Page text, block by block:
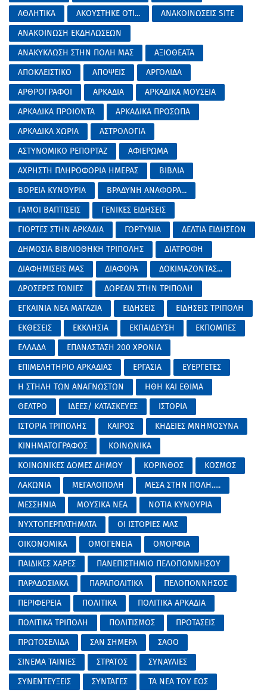
ΑΘΛΗΤΙΚΑ
ΑΚΟΥΣΤΗΚΕ ΟΤΙ...
ΑΝΑΚΟΙΝΩΣΕΙΣ SITE
ΑΝΑΚΟΙΝΩΣΗ ΕΚΔΗΛΩΣΕΩΝ
ΑΝΑΚΥΚΛΩΣΗ ΣΤΗΝ ΠΟΛΗ ΜΑΣ
ΑΞΙΟΘΕΑΤΑ
ΑΠΟΚΛΕΙΣΤΙΚΟ
ΑΠΟΨΕΙΣ
ΑΡΓΟΛΙΔΑ
ΑΡΘΡΟΓΡΑΦΟΙ
ΑΡΚΑΔΙΑ
ΑΡΚΑΔΙΚΑ ΜΟΥΣΕΙΑ
ΑΡΚΑΔΙΚΑ ΠΡΟΙΟΝΤΑ
ΑΡΚΑΔΙΚΑ ΠΡΟΣΩΠΑ
ΑΡΚΑΔΙΚΑ ΧΩΡΙΑ
ΑΣΤΡΟΛΟΓΙΑ
ΑΣΤΥΝΟΜΙΚΟ ΡΕΠΟΡΤΑΖ
ΑΦΙΕΡΩΜΑ
ΑΧΡΗΣΤΗ ΠΛΗΡΟΦΟΡΙΑ ΗΜΕΡΑΣ
ΒΙΒΛΙΑ
ΒΟΡΕΙΑ ΚΥΝΟΥΡΙΑ
ΒΡΑΔΥΝΗ ΑΝΑΦΟΡΑ...
ΓΑΜΟΙ ΒΑΠΤΙΣΕΙΣ
ΓΕΝΙΚΕΣ ΕΙΔΗΣΕΙΣ
ΓΙΟΡΤΕΣ ΣΤΗΝ ΑΡΚΑΔΙΑ
ΓΟΡΤΥΝΙΑ
ΔΕΛΤΙΑ ΕΙΔΗΣΕΩΝ
ΔΗΜΟΣΙΑ ΒΙΒΛΙΟΘΗΚΗ ΤΡΙΠΟΛΗΣ
ΔΙΑΤΡΟΦΗ
ΔΙΑΦΗΜΙΣΕΙΣ ΜΑΣ
ΔΙΑΦΟΡΑ
ΔΟΚΙΜΑΖΟΝΤΑΣ...
ΔΡΟΣΕΡΕΣ ΓΩΝΙΕΣ
ΔΩΡΕΑΝ ΣΤΗΝ ΤΡΙΠΟΛΗ
ΕΓΚΑΙΝΙΑ ΝΕΑ ΜΑΓΑΖΙΑ
ΕΙΔΗΣΕΙΣ
ΕΙΔΗΣΕΙΣ ΤΡΙΠΟΛΗ
ΕΚΘΕΣΕΙΣ
ΕΚΚΛΗΣΙΑ ΕΚΠΑΙΔΕΥΣΗ
ΕΚΠΟΜΠΕΣ
ΕΛΛΑΔΑ
ΕΠΑΝΑΣΤΑΣΗ 200 ΧΡΟΝΙΑ
ΕΠΙΜΕΛΗΤΗΡΙΟ ΑΡΚΑΔΙΑΣ
ΕΡΓΑΣΙΑ
ΕΥΕΡΓΕΤΕΣ
Η ΣΤΗΛΗ ΤΩΝ ΑΝΑΓΝΩΣΤΩΝ
ΗΘΗ ΚΑΙ ΕΘΙΜΑ
ΘΕΑΤΡΟ
ΙΔΕΕΣ/ ΚΑΤΑΣΚΕΥΕΣ
ΙΣΤΟΡΙΑ
ΙΣΤΟΡΙΑ ΤΡΙΠΟΛΗΣ
ΚΑΙΡΟΣ
ΚΗΔΕΙΕΣ ΜΝΗΜΟΣΥΝΑ
ΚΙΝΗΜΑΤΟΓΡΑΦΟΣ
ΚΟΙΝΩΝΙΚΑ
ΚΟΙΝΩΝΙΚΕΣ ΔΟΜΕΣ ΔΗΜΟΥ
ΚΟΡΙΝΘΟΣ
ΚΟΣΜΟΣ
ΛΑΚΩΝΙΑ
ΜΕΓΑΛΟΠΟΛΗ
ΜΕΣΑ ΣΤΗΝ ΠΟΛΗ.....
ΜΕΣΣΗΝΙΑ
ΜΟΥΣΙΚΑ ΝΕΑ
ΝΟΤΙΑ ΚΥΝΟΥΡΙΑ
ΝΥΧΤΟΠΕΡΠΑΤΗΜΑΤΑ
ΟΙ ΙΣΤΟΡΙΕΣ ΜΑΣ
ΟΙΚΟΝΟΜΙΚΑ
ΟΜΟΓΕΝΕΙΑ
ΟΜΟΡΦΙΑ
ΠΑΙΔΙΚΕΣ ΧΑΡΕΣ
ΠΑΝΕΠΙΣΤΗΜΙΟ ΠΕΛΟΠΟΝΝΗΣΟΥ
ΠΑΡΑΔΟΣΙΑΚΑ
ΠΑΡΑΠΟΛΙΤΙΚΑ
ΠΕΛΟΠΟΝΝΗΣΟΣ
ΠΕΡΙΦΕΡΕΙΑ
ΠΟΛΙΤΙΚΑ
ΠΟΛΙΤΙΚΑ ΑΡΚΑΔΙΑ
ΠΟΛΙΤΙΚΑ ΤΡΙΠΟΛΗ
ΠΟΛΙΤΙΣΜΟΣ
ΠΡΟΤΑΣΕΙΣ
ΠΡΩΤΟΣΕΛΙΔΑ
ΣΑΝ ΣΗΜΕΡΑ
ΣΑΟΟ
ΣΙΝΕΜΑ ΤΑΙΝΙΕΣ
ΣΤΡΑΤΟΣ
ΣΥΝΑΥΛΙΕΣ
ΣΥΝΕΝΤΕΥΞΕΙΣ
ΣΥΝΤΑΓΕΣ
ΤΑ ΝΕΑ ΤΟΥ ΕΟΣ